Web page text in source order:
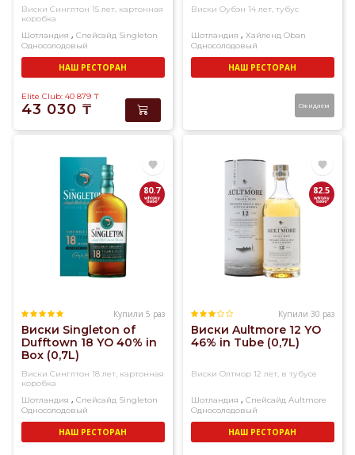
Виски Синглтон 15 лет, картонная
коробка
Шотландия , Спейсайд Singleton
Односолодовый
НАШ РЕСТОРАН
Elite Club: 40 879 ₸
43 030 ₸
Виски Оубэн 14 лет, тубус
Шотландия , Хайленд Oban
Односолодовый
НАШ РЕСТОРАН
Ожидаем
80.7
Купили 5 раз
Виски Singleton of
Dufftown 18 YO 40% in
Box (0,7L)
Виски Синглтон 18 лет, картонная
коробка
Шотландия , Спейсайд Singleton
Односолодовый
НАШ РЕСТОРАН
82.5
Купили 30 раз
Виски Aultmore 12 YO
46% in Tube (0,7L)
Виски Олтмор 12 лет, в тубусе
Шотландия , Спейсайд Aultmore
Односолодовый
НАШ РЕСТОРАН